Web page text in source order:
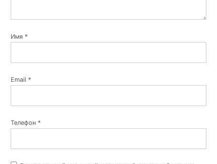
Имя *
Email *
Телефон *